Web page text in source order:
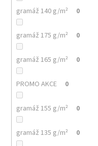
gramáž 140 g/m² 0
gramáž 175 g/m² 0
gramáž 165 g/m² 0
PROMO AKCE 0
gramáž 155 g/m² 0
gramáž 135 g/m² 0